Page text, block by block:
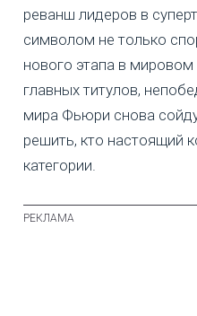
реванш лидеров в
символом не только
нового этапа в
главных титулов,
мира Фьюри снова
решить, кто настоящий
категории.